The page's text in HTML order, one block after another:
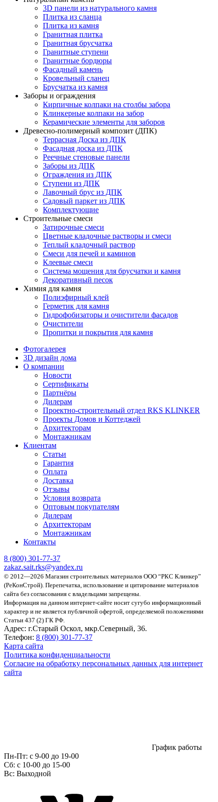
3D панели из натурального камня
Плитка из сланца
Плитка из камня
Гранитная плитка
Гранитная брусчатка
Гранитные ступени
Гранитные бордюры
Фасадный камень
Кровельный сланец
Брусчатка из камня
Заборы и ограждения
Кирпичные колпаки на столбы забора
Клинкерные колпаки на забор
Керамические элементы для заборов
Древесно-полимерный композит (ДПК)
Террасная Доска из ДПК
Фасадная доска из ДПК
Реечные стеновые панели
Заборы из ДПК
Ограждения из ДПК
Ступени из ДПК
Лавочный брус из ДПК
Садовый паркет из ДПК
Комплектующие
Строительные смеси
Затирочные смеси
Цветные кладочные растворы и смеси
Теплый кладочный раствор
Смеси для печей и каминов
Клеевые смеси
Система мощения для брусчатки и камня
Декоративный песок
Химия для камня
Полиэфирный клей
Герметик для камня
Гидрофобизаторы и очистители фасадов
Очистители
Пропитки и покрытия для камня
Фотогалерея
3D дизайн дома
О компании
Новости
Сертификаты
Партнёры
Дилерам
Проектно-строительный отдел RKS KLINKER
Проекты Домов и Коттеджей
Архитекторам
Монтажникам
Клиентам
Статьи
Гарантия
Оплата
Доставка
Отзывы
Условия возврата
Оптовым покупателям
Дилерам
Архитекторам
Монтажникам
Контакты
8 (800) 301-77-37
zakaz.sait.rks@yandex.ru
© 2012—2026 Магазин строительных материалов ООО “РКС Клинкер”
(РеКонСтрой). Перепечатка, использование и цитирование материалов
сайта без согласования с владельцами запрещены.
Информация на данном интернет-сайте носит сугубо информационный
характер и не является публичной офертой, определяемой положениями
Статьи 437 (2) ГК РФ.
Адрес: г.Старый Оскол, мкр.Северный, 36.
Телефон: 8 (800) 301-77-37
Карта сайта
Политика конфиденциальности
Согласие на обработку персональных данных для интернет
сайта
График работы
Пн-Пт: с 9-00 до 19-00
Сб: c 10-00 до 15-00
Вс: Выходной